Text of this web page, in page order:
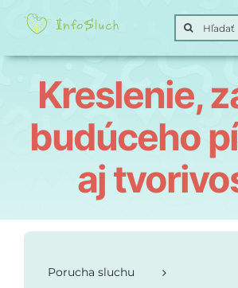
content
Hra
O nás
Search
for:
Kreslenie,
budúceho
aj
Porucha sluchu